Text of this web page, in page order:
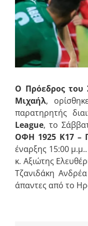
Ο Πρόεδρος του
Μιχαήλ,
παρατηρητής
League, το
ΟΦΗ 1925 Κ17 –
έναρξης 15:00
κ. Αξιώτης
Τζανιδάκη
άπαντες από το